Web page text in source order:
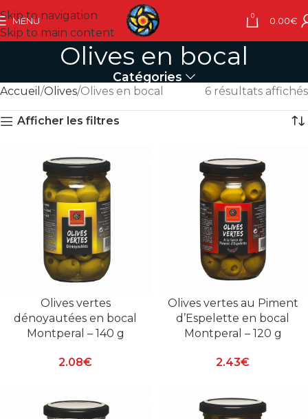
Skip to navigation
Skip to main content
MENU 0 0.00€
Olives en bocal
Catégories
Accueil Olives Olives en bocal 6 résultats affichés
Afficher les filtres
Olives vertes
dénoyautées en bocal
Montperal – 140 g
2.08€
Olives vertes au Piment
d’Espelette en bocal
Montperal – 120 g
2.43€